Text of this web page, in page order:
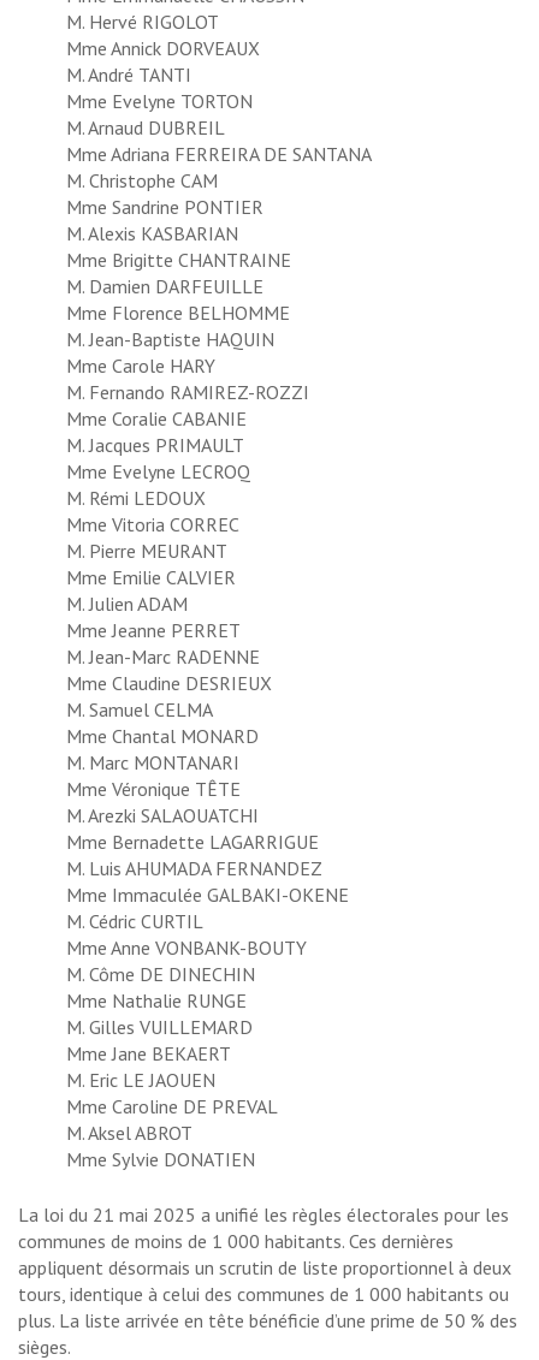
M. Hervé RIGOLOT
Mme Annick DORVEAUX
M. André TANTI
Mme Evelyne TORTON
M. Arnaud DUBREIL
Mme Adriana FERREIRA DE SANTANA
M. Christophe CAM
Mme Sandrine PONTIER
M. Alexis KASBARIAN
Mme Brigitte CHANTRAINE
M. Damien DARFEUILLE
Mme Florence BELHOMME
M. Jean-Baptiste HAQUIN
Mme Carole HARY
M. Fernando RAMIREZ-ROZZI
Mme Coralie CABANIE
M. Jacques PRIMAULT
Mme Evelyne LECROQ
M. Rémi LEDOUX
Mme Vitoria CORREC
M. Pierre MEURANT
Mme Emilie CALVIER
M. Julien ADAM
Mme Jeanne PERRET
M. Jean-Marc RADENNE
Mme Claudine DESRIEUX
M. Samuel CELMA
Mme Chantal MONARD
M. Marc MONTANARI
Mme Véronique TÊTE
M. Arezki SALAOUATCHI
Mme Bernadette LAGARRIGUE
M. Luis AHUMADA FERNANDEZ
Mme Immaculée GALBAKI-OKENE
M. Cédric CURTIL
Mme Anne VONBANK-BOUTY
M. Côme DE DINECHIN
Mme Nathalie RUNGE
M. Gilles VUILLEMARD
Mme Jane BEKAERT
M. Eric LE JAOUEN
Mme Caroline DE PREVAL
M. Aksel ABROT
Mme Sylvie DONATIEN
La loi du 21 mai 2025 a unifié les règles électorales pour les
communes de moins de 1 000 habitants. Ces dernières
appliquent désormais un scrutin de liste proportionnel à deux
tours, identique à celui des communes de 1 000 habitants ou
plus. La liste arrivée en tête bénéficie d’une prime de 50 % des
sièges.